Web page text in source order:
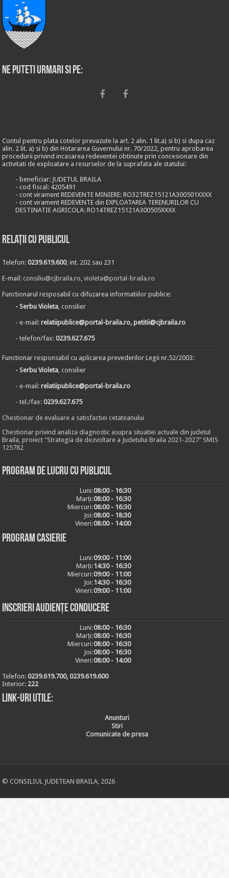
Ne puteti urmari si pe:
Contul pentru plata cotelor prevazute la art. 2 alin. 1 lit.a) si b) si dupa caz
alin. 2 lit. a) si b) din Hotararea Guvernului nr. 70/2022, pentru aprobarea
procedurii privind incasarea redeventei obtinute prin concesionare din
activitati de exploatare a resurselor de la suprafata ale statului:
- beneficiar: JUDETUL BRAILA
- cod fiscal: 4205491
- cont virament REDEVENTE MINIERE: RO32TREZ15121A300501XXXX
- cont virament REDEVENTE din EXPLOATAREA TERENURILOR CU
DESTINATIE AGRICOLA: RO14TREZ15121A300505XXXX
Relații cu publicul
Telefon:0239.619.600, int. 202 sau 231
E-mail:consiliu@cjbraila.ro,violeta@portal-braila.ro
Functionarul resposabil cu difuzarea informatiilor publice:
- Serbu Violeta, consilier
- e-mail:relatiipublice@portal-braila.ro, petitii@cjbraila.ro
- telefon/fax:0239.627.675
Functionar responsabil cu aplicarea prevederilor Legii nr.52/2003:
- Serbu Violeta, consilier
- e-mail:relatiipublice@portal-braila.ro
- tel./fax:0239.627.675
Chestionar de evaluare a satisfactiei cetateanului
Chestionar privind analiza diagnostic asupra situatiei actuale din judetul
Braila, proiect "Strategia de dezvoltare a Judetului Braila 2021-2027" SMIS
125782
Program de lucru cu publicul
Luni:08:00 - 16:30
Marți:08:00 - 16:30
Miercuri:08:00 - 16:30
Joi:08:00 - 18:30
Vineri:08:00 - 14:00
Program casierie
Luni:09:00 - 11:00
Marți:14:30 - 16:30
Miercuri:09:00 - 11:00
Joi:14:30 - 16:30
Vineri:09:00 - 11:00
Inscrieri audiențe conducere
Luni:08:00 - 16:30
Marți:08:00 - 16:30
Miercuri:08:00 - 16:30
Joi:08:00 - 16:30
Vineri:08:00 - 14:00
Telefon:0239.619.700, 0239.619.600
Interior: 222
Link-uri utile:
Anunturi
Stiri
Comunicate de presa
© CONSILIUL JUDETEAN BRAILA, 2026